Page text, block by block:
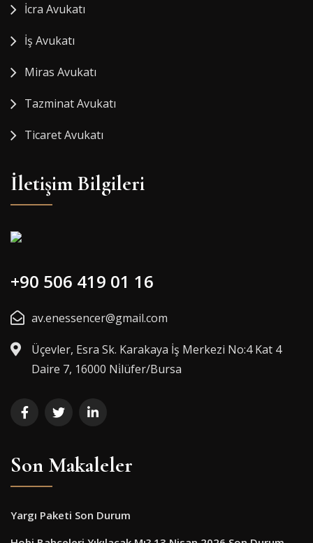
İcra Avukatı
İş Avukatı
Miras Avukatı
Tazminat Avukatı
Ticaret Avukatı
İletişim Bilgileri
+90 506 419 01 16
av.enessencer@gmail.com
Üçevler, Esra Sk. Karakaya İş Merkezi No:4 Kat 4
Daire 7, 16000 Ni̇lüfer/Bursa
Son Makaleler
Yargı Paketi Son Durum